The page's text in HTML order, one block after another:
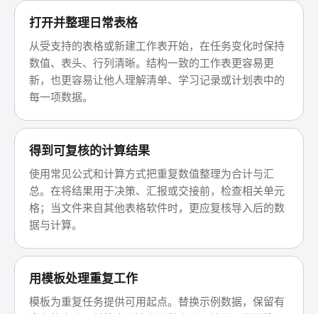
打开并整理日常表格
从受支持的表格或新建工作表开始，在任务变化时保持
数值、表头、行列清晰。结构一致的工作表更容易更
新，也更容易让他人理解清单、学习记录或计划表中的
每一项数据。
得到可复核的计算结果
使用常见公式和计算方式把重复数值整理为合计与汇
总。在将结果用于决策、汇报或交接前，检查相关单元
格；当文件来自其他表格软件时，更应复核导入后的数
据与计算。
用模板处理重复工作
模板为重复任务提供可用起点。替换示例数据，保留有